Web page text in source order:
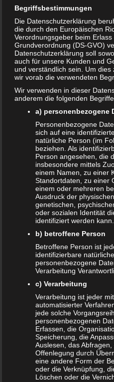
Bewertung:
Share Post Save
Redakteur:admin1
Auch interessant:
← Das sind die vier Phasen
Schreibe einen
Erforderliche Felder sind mit
Kommentar*
Begriffsbestimmungen
Die Datenschutzerklärung
die durch den Europäischen
Verordnungsgeber beim
Grundverordnung (DS-GVO)
Datenschutzerklärung soll
auch für unsere Kunden und
und verständlich sein. Um
wir vorab die verwendeten
Wir verwenden in dieser
anderem die folgenden
a) personenbezogene
Personenbezogene
sich auf eine
natürliche Person (im
beziehen. Als
Person angesehen, die
insbesondere mittels
einem Namen, zu einer
Standortdaten, zu einer
einem oder mehreren
Ausdruck der
genetischen,
oder sozialen Identität
identifiziert werden kann.
b) betroffene Person
Betroffene Person ist
identifizierbare
personenbezogene
Verarbeitung
c) Verarbeitung
Verarbeitung ist jeder
automatisierter
jede solche
personenbezogenen
Erfassen, die
Speicherung, die
Auslesen, das
Offenlegung durch
eine andere Form der
oder die Verknüpfung,
Löschen oder die